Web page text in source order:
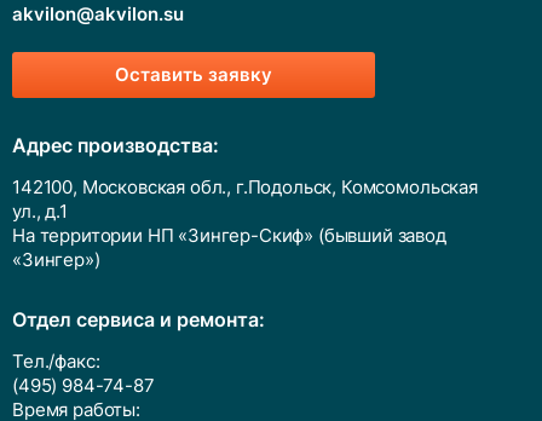
Оставить заявку
akvilon@akvilon.su
Адрес производства:
142100, Московская обл., г.Подольск, Комсомольская
ул., д.1
На территории НП «Зингер-Скиф» (бывший завод
«Зингер»)
Отдел сервиса и ремонта:
Тел./факс:
(495) 984-74-87
Время работы: